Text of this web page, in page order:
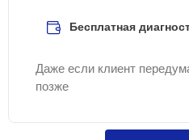
Бесплатная
Даже если клиент
позже